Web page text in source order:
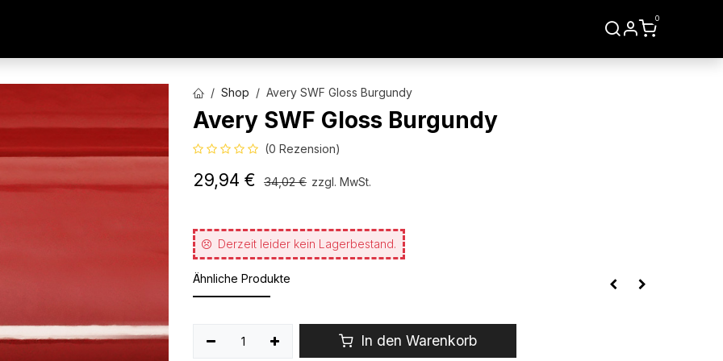
0
Shop Avery SWF Gloss Burgundy
Avery SWF Gloss Burgundy
(0 Rezension)
29,94 € 34,02€ zzgl. MwSt.
Derzeit leider kein Lagerbestand.
Ähnliche Produkte
In den Warenkorb